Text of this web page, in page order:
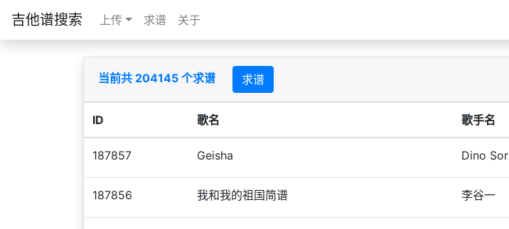
吉他谱搜索 上传 求谱 关于
当前共 204145 个求谱 求谱
ID 歌名 歌手名
187857 Geisha Dino Sor
187856 我和我的祖国简谱 李谷一